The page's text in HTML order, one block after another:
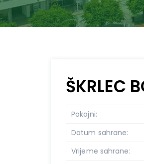
ŠKRLEC
Pokojni:
Datum sahrane:
Vrijeme sahrane: